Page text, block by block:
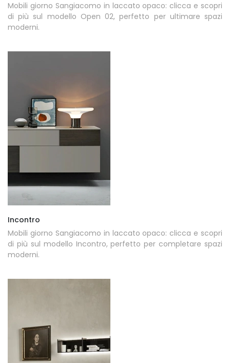
Mobili giorno Sangiacomo in laccato opaco: clicca e scopri
di più sul modello Open 02, perfetto per ultimare spazi
moderni.
Incontro
Mobili giorno Sangiacomo in laccato opaco: clicca e scopri
di più sul modello Incontro, perfetto per completare spazi
moderni.